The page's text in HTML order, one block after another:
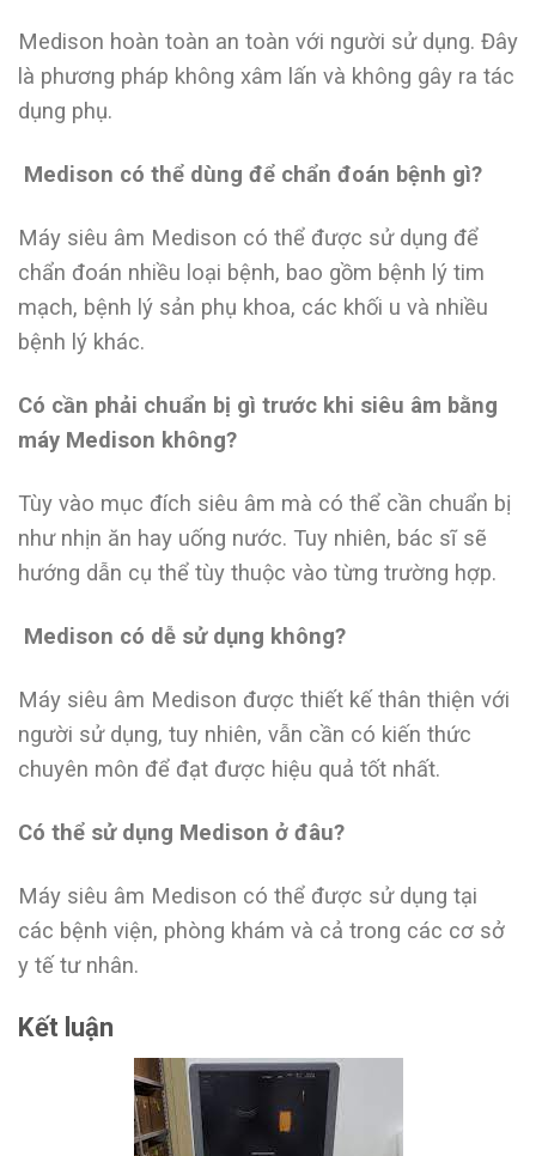
Medison hoàn toàn an toàn với người sử dụng. Đây
là phương pháp không xâm lấn và không gây ra tác
dụng phụ.
Medison có thể dùng để chẩn đoán bệnh gì?
Máy siêu âm Medison có thể được sử dụng để
chẩn đoán nhiều loại bệnh, bao gồm bệnh lý tim
mạch, bệnh lý sản phụ khoa, các khối u và nhiều
bệnh lý khác.
Có cần phải chuẩn bị gì trước khi siêu âm bằng
máy Medison không?
Tùy vào mục đích siêu âm mà có thể cần chuẩn bị
như nhịn ăn hay uống nước. Tuy nhiên, bác sĩ sẽ
hướng dẫn cụ thể tùy thuộc vào từng trường hợp.
Medison có dễ sử dụng không?
Máy siêu âm Medison được thiết kế thân thiện với
người sử dụng, tuy nhiên, vẫn cần có kiến thức
chuyên môn để đạt được hiệu quả tốt nhất.
Có thể sử dụng Medison ở đâu?
Máy siêu âm Medison có thể được sử dụng tại
các bệnh viện, phòng khám và cả trong các cơ sở
y tế tư nhân.
Kết luận